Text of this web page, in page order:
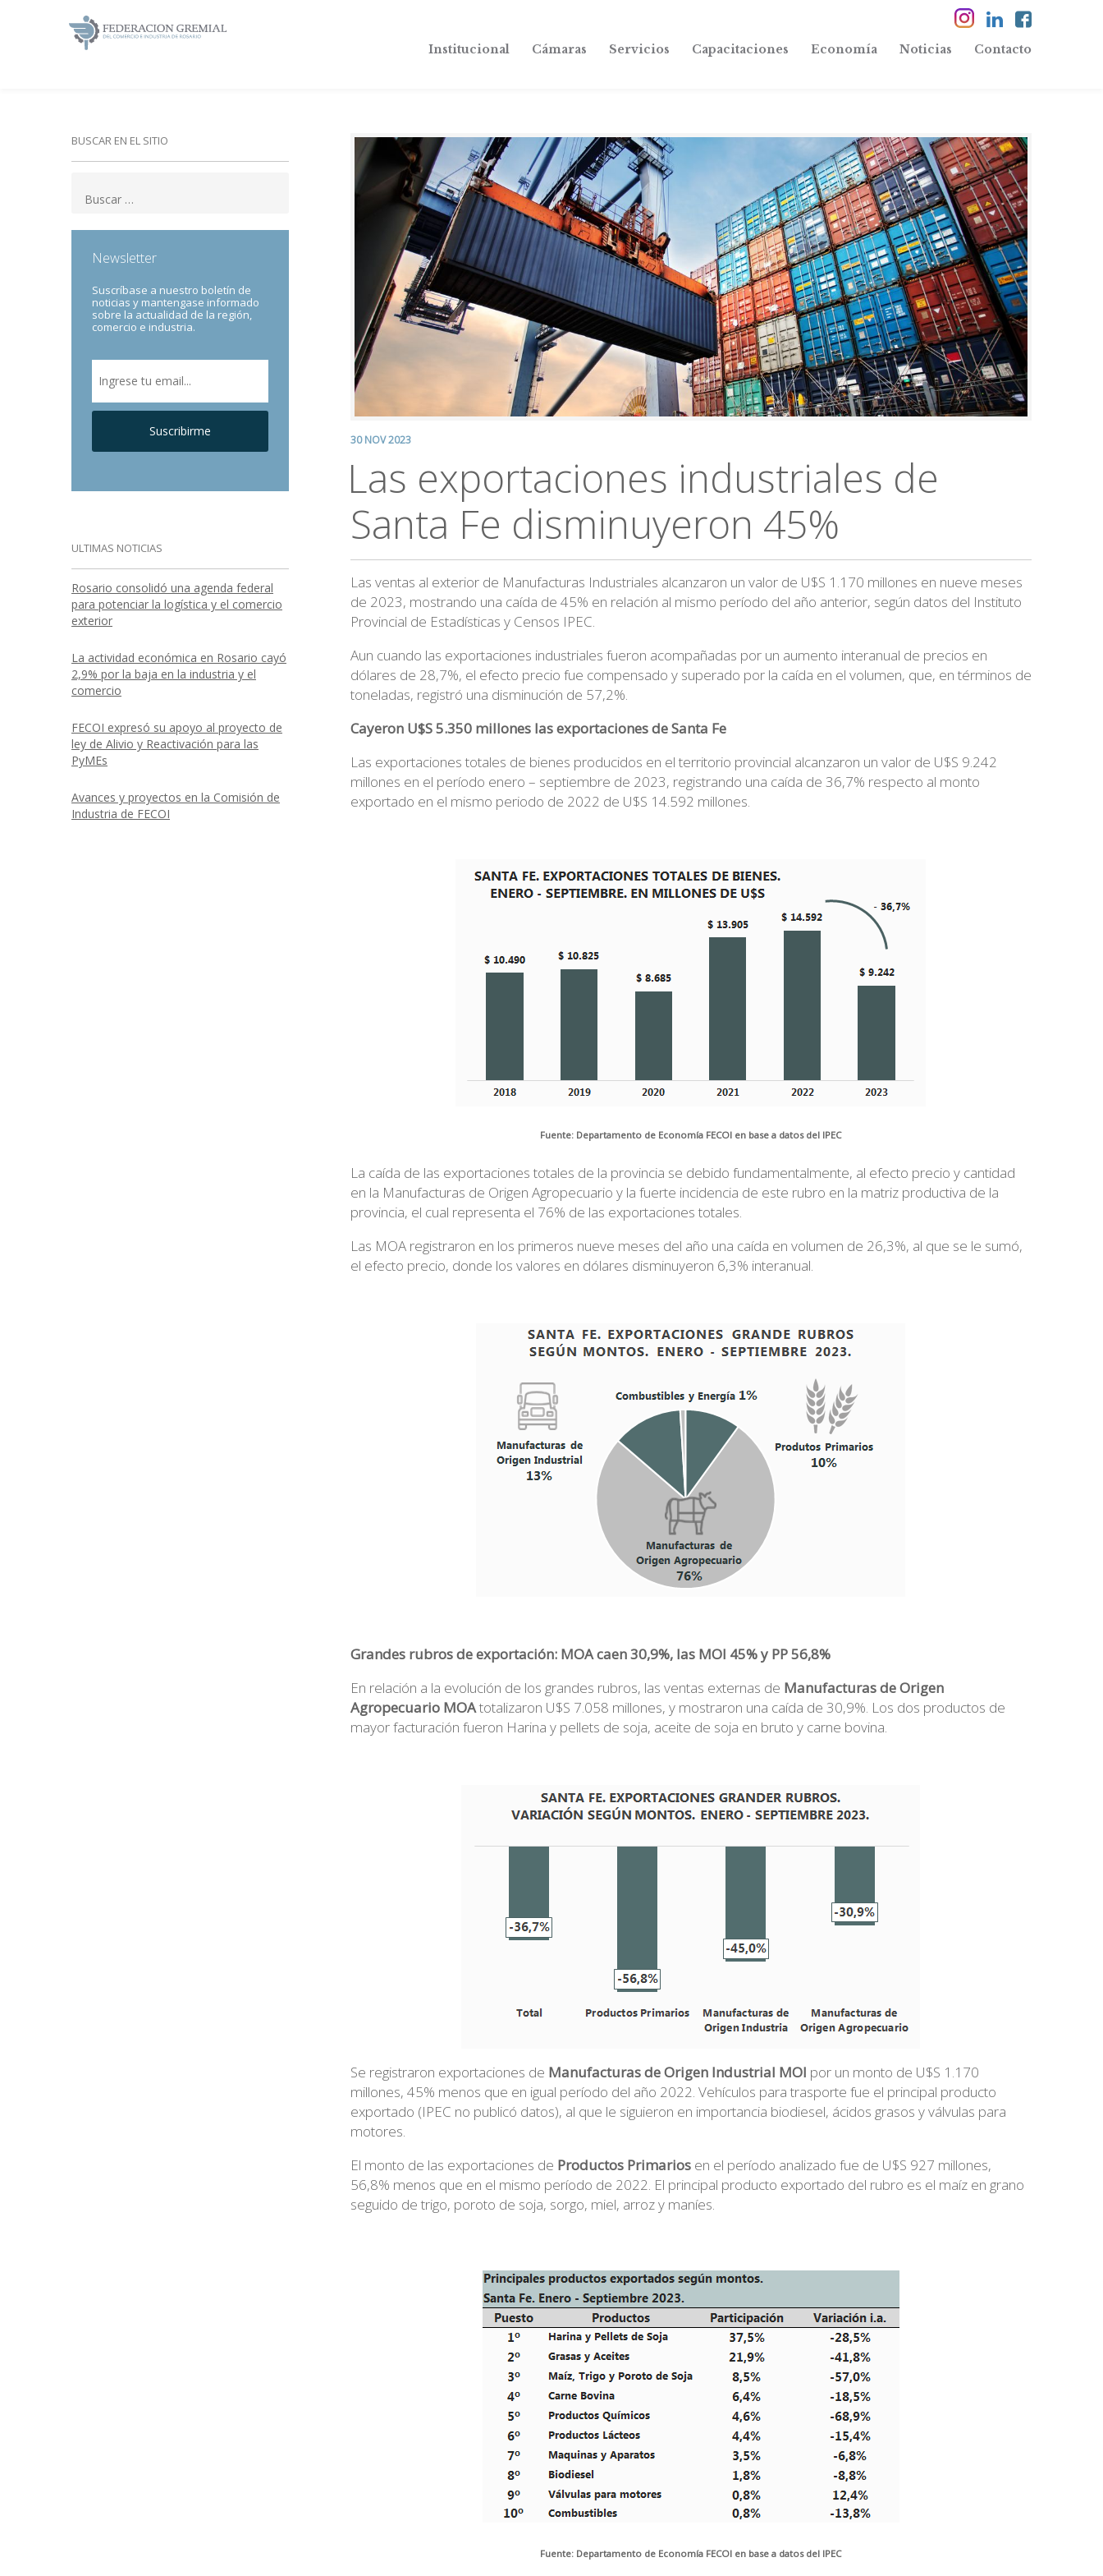
Institucional Cámaras Servicios Capacitaciones Economía Noticias Contacto
BUSCAR EN EL SITIO
Newsletter
Suscríbase a nuestro boletín de
noticias y mantengase informado
sobre la actualidad de la región,
comercio e industria.
Suscribirme
ULTIMAS NOTICIAS
Rosario consolidó una agenda federal
para potenciar la logística y el comercio
exterior
La actividad económica en Rosario cayó
2,9% por la baja en la industria y el
comercio
FECOI expresó su apoyo al proyecto de
ley de Alivio y Reactivación para las
PyMEs
Avances y proyectos en la Comisión de
Industria de FECOI
30 NOV 2023
Las exportaciones industriales de
Santa Fe disminuyeron 45%
Las ventas al exterior de Manufacturas Industriales alcanzaron un valor de U$S 1.170 millones en nueve meses
de 2023, mostrando una caída de 45% en relación al mismo período del año anterior, según datos del Instituto
Provincial de Estadísticas y Censos IPEC.
Aun cuando las exportaciones industriales fueron acompañadas por un aumento interanual de precios en
dólares de 28,7%, el efecto precio fue compensado y superado por la caída en el volumen, que, en términos de
toneladas, registró una disminución de 57,2%.
Cayeron U$S 5.350 millones las exportaciones de Santa Fe
Las exportaciones totales de bienes producidos en el territorio provincial alcanzaron un valor de U$S 9.242
millones en el período enero – septiembre de 2023, registrando una caída de 36,7% respecto al monto
exportado en el mismo periodo de 2022 de U$S 14.592 millones.
Fuente: Departamento de Economía FECOI en base a datos del IPEC
La caída de las exportaciones totales de la provincia se debido fundamentalmente, al efecto precio y cantidad
en la Manufacturas de Origen Agropecuario y la fuerte incidencia de este rubro en la matriz productiva de la
provincia, el cual representa el 76% de las exportaciones totales.
Las MOA registraron en los primeros nueve meses del año una caída en volumen de 26,3%, al que se le sumó,
el efecto precio, donde los valores en dólares disminuyeron 6,3% interanual.
Grandes rubros de exportación: MOA caen 30,9%, las MOI 45% y PP 56,8%
En relación a la evolución de los grandes rubros, las ventas externas de Manufacturas de Origen
Agropecuario MOAtotalizaron U$S 7.058 millones, y mostraron una caída de 30,9%. Los dos productos de
mayor facturación fueron Harina y pellets de soja, aceite de soja en bruto y carne bovina.
Se registraron exportaciones de Manufacturas de Origen Industrial MOI por un monto de U$S 1.170
millones, 45% menos que en igual período del año 2022. Vehículos para trasporte fue el principal producto
exportado (IPEC no publicó datos), al que le siguieron en importancia biodiesel, ácidos grasos y válvulas para
motores.
El monto de las exportaciones de Productos Primariosen el período analizado fue de U$S 927 millones,
56,8% menos que en el mismo período de 2022. El principal producto exportado del rubro es el maíz en grano
seguido de trigo, poroto de soja, sorgo, miel, arroz y maníes.
Fuente: Departamento de Economía FECOI en base a datos del IPEC